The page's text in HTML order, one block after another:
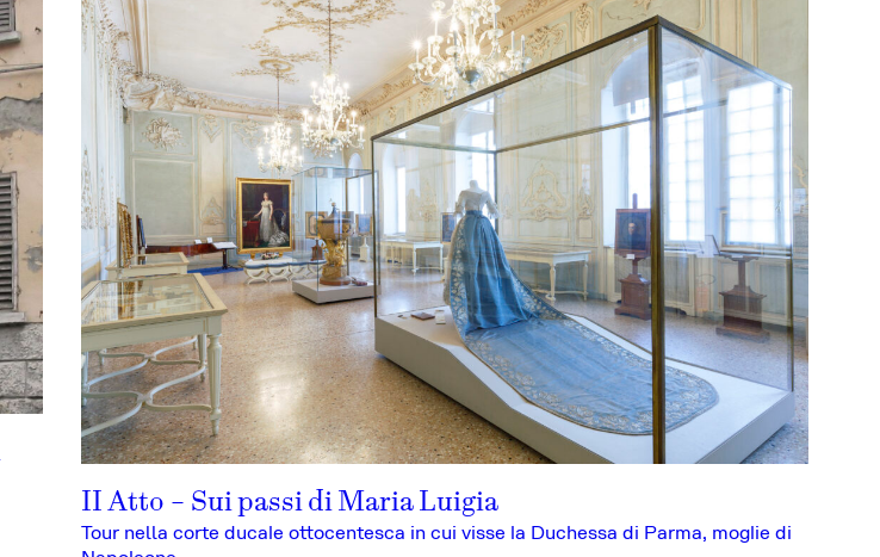
II Atto – Sui passi di Maria Luigia
Tour nella corte ducale ottocentesca in cui visse la Duchessa di Parma, moglie di